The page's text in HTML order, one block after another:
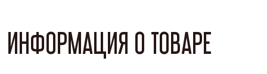
ИНФОРМАЦИЯ О ТОВАРЕ